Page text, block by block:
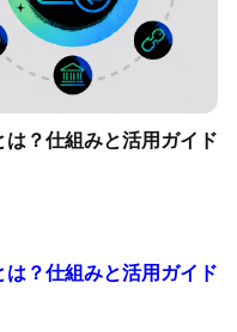
？仕組みと活用ガイド
？仕組みと活用ガイド